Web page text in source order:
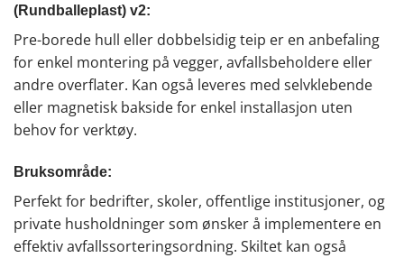
(Rundballeplast) v2:
Pre-borede hull eller dobbelsidig teip er en anbefaling
for enkel montering på vegger, avfallsbeholdere eller
andre overflater. Kan også leveres med selvklebende
eller magnetisk bakside for enkel installasjon uten
behov for verktøy.
Bruksområde:
Perfekt for bedrifter, skoler, offentlige institusjoner, og
private husholdninger som ønsker å implementere en
effektiv avfallssorteringsordning. Skiltet kan også